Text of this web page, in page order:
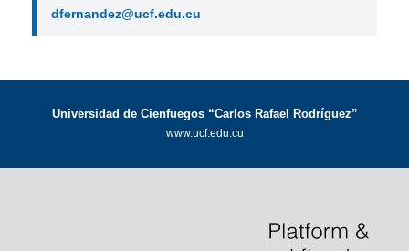
dfernandez@ucf.edu.cu
Universidad de Cienfuegos “Carlos Rafael Rodríguez”
www.ucf.edu.cu